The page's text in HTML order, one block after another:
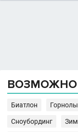
ВОЗМОЖНО
Биатлон
Сноубординг